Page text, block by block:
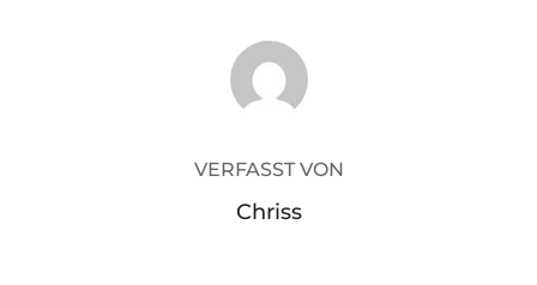
BEITRAGSAUTOR
VERFASST VON
Chriss